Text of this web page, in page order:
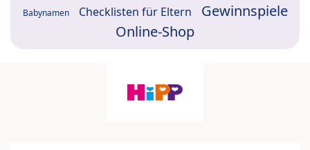
Babynamen Checklisten für Eltern
Gewinnspiele
Online-Shop